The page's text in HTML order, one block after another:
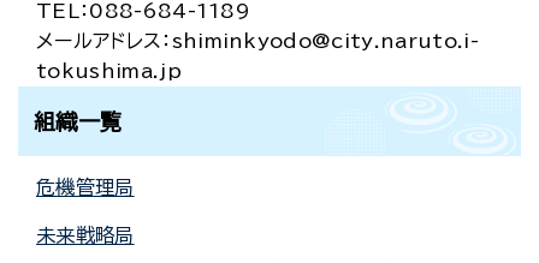
TEL：088-684-1189
メールアドレス：shiminkyodo@city.naruto.i-
tokushima.jp
組織一覧
危機管理局
未来戦略局